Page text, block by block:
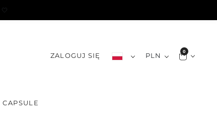
🤍
ZALOGUJ SIĘ PLN 0
CAPSULE